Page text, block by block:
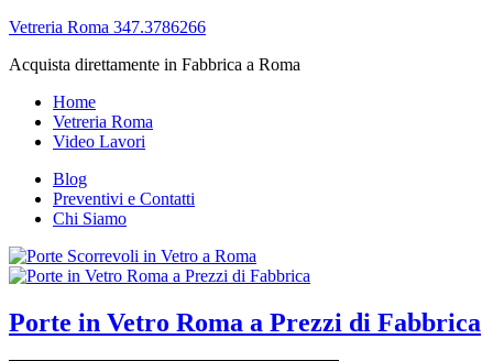
Vetreria Roma 347.3786266
Acquista direttamente in Fabbrica a Roma
Home
Vetreria Roma
Video Lavori
Blog
Preventivi e Contatti
Chi Siamo
Porte in Vetro Roma a Prezzi di Fabbrica